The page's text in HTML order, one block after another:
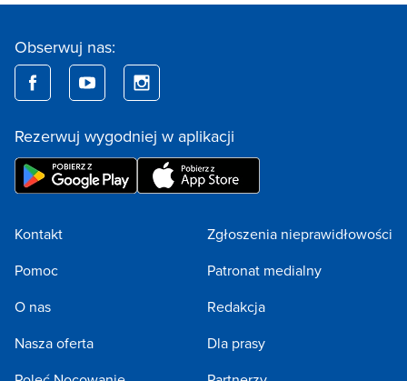
Obserwuj nas:
Rezerwuj wygodniej w aplikacji
Kontakt
Pomoc
O nas
Nasza oferta
Zgłoszenia nieprawidłowości
Patronat medialny
Redakcja
Dla prasy